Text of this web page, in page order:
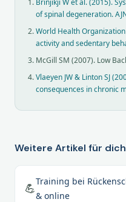
of spinal degeneration.
World Health
activity and sedentary
McGill SM (2007). Low
Vlaeyen JW & Linton SJ
consequences in chronic
Weitere Artikel für dich
💪Training bei
& online